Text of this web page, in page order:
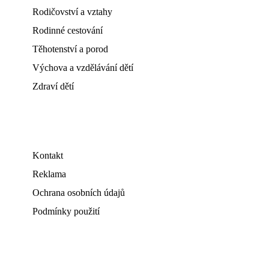
Rodičovství a vztahy
Rodinné cestování
Těhotenství a porod
Výchova a vzdělávání dětí
Zdraví dětí
Kontakt
Reklama
Ochrana osobních údajů
Podmínky použití